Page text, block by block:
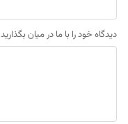
دیدگاه خود را با ما در میان بگذارید